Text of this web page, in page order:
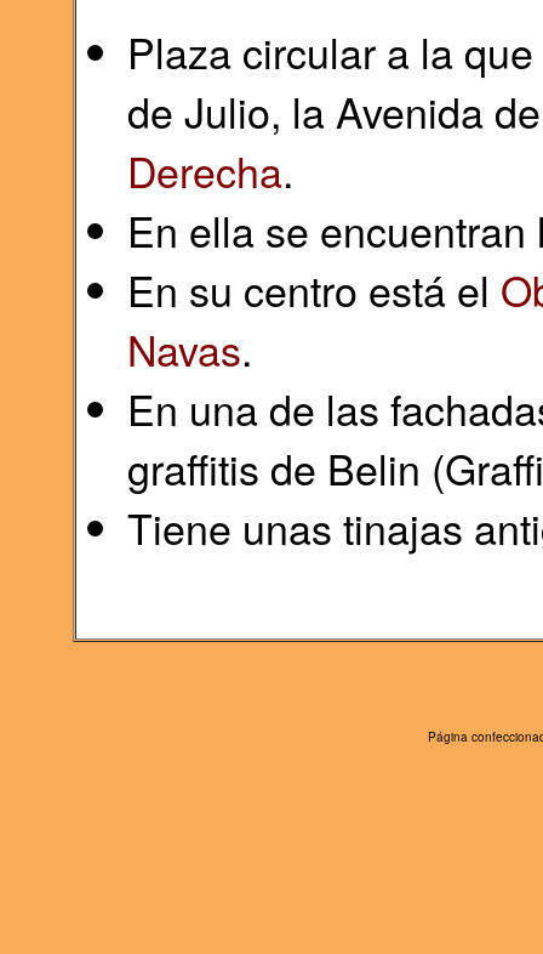
Plaza circular a la
de Julio, la Avenida
Derecha.
En ella se
En su centro está el
Navas.
En una de las
graffitis de Belin
Tiene unas tinajas
Página